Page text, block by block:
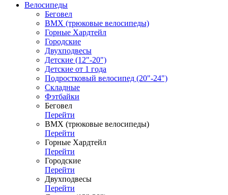
Велосипеды
Беговел
ВМХ (трюковые велосипеды)
Горные Хардтейл
Городские
Двухподвесы
Детские (12"-20")
Детские от 1 года
Подростковый велосипед (20"-24")
Складные
Фэтбайки
Беговел
Перейти
ВМХ (трюковые велосипеды)
Перейти
Горные Хардтейл
Перейти
Городские
Перейти
Двухподвесы
Перейти